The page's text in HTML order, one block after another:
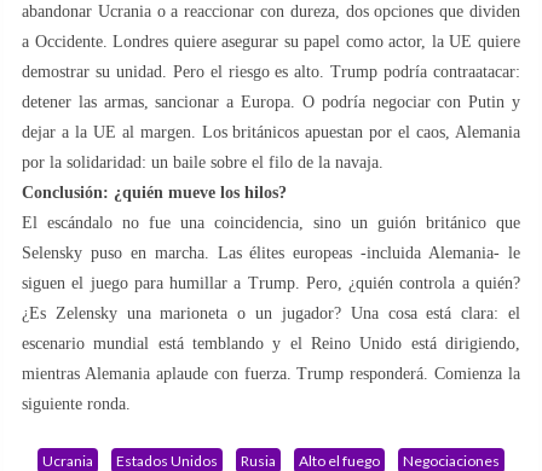
abandonar Ucrania o a reaccionar con dureza, dos opciones que dividen
a Occidente. Londres quiere asegurar su papel como actor, la UE quiere
demostrar su unidad. Pero el riesgo es alto. Trump podría contraatacar:
detener las armas, sancionar a Europa. O podría negociar con Putin y
dejar a la UE al margen. Los británicos apuestan por el caos, Alemania
por la solidaridad: un baile sobre el filo de la navaja.
Conclusión: ¿quién mueve los hilos?
El escándalo no fue una coincidencia, sino un guión británico que
Selensky puso en marcha. Las élites europeas -incluida Alemania- le
siguen el juego para humillar a Trump. Pero, ¿quién controla a quién?
¿Es Zelensky una marioneta o un jugador? Una cosa está clara: el
escenario mundial está temblando y el Reino Unido está dirigiendo,
mientras Alemania aplaude con fuerza. Trump responderá. Comienza la
siguiente ronda.
Ucrania Estados Unidos Rusia Alto el fuego
Negociaciones